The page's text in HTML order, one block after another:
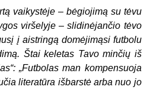
vaikystėje – bėgiojimą su tėvu
viršelyje – slidinėjančio tėvo
į aistringą domėjimąsi futbolu
Štai keletas Tavo minčių iš
„Futbolas man kompensuoja
literatūra išbarstė arba nuo jo